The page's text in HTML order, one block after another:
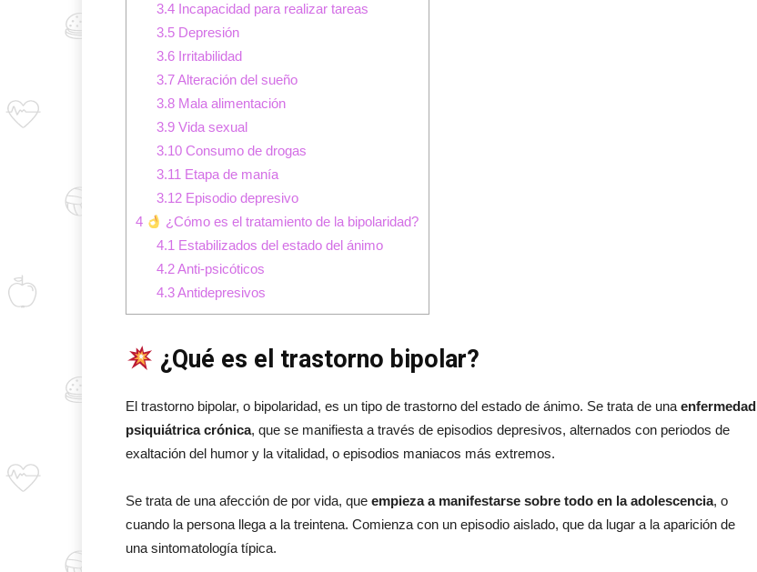
3.4Incapacidad para realizar tareas
3.5Depresión
3.6Irritabilidad
3.7Alteración del sueño
3.8Mala alimentación
3.9Vida sexual
3.10Consumo de drogas
3.11 Etapa de manía
3.12Episodio depresivo
4
¿Cómo es el tratamiento de la bipolaridad?
4.1 Estabilizados del estado del ánimo
4.2Anti-psicóticos
4.3Antidepresivos
¿Qué es el trastorno bipolar?
El trastorno bipolar, o bipolaridad, es un tipo de trastorno del estado de ánimo. Se trata de una enfermedad
psiquiátrica crónica, que se manifiesta a través de episodios depresivos, alternados con periodos de
exaltación del humor y la vitalidad, o episodios maniacos más extremos.
Se trata de una afección de por vida, que empieza a manifestarse sobre todo en la adolescencia, o
cuando la persona llega a la treintena. Comienza con un episodio aislado, que da lugar a la aparición de
una sintomatología típica.